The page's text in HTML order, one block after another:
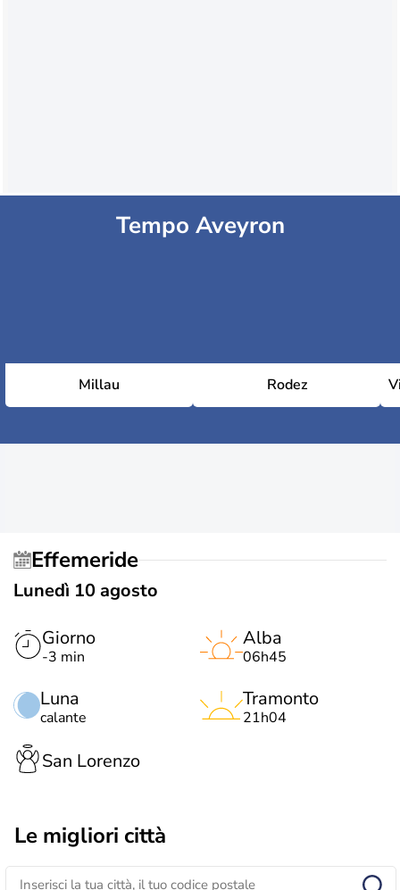
Tempo Aveyron
Millau Rodez
Effemeride
Lunedì 10 agosto
Giorno
-3 min
Luna
calante
Alba
06h45
Tramonto
21h04
San Lorenzo
Le migliori città